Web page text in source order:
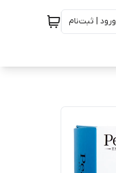
ورود | ثبت‌نام